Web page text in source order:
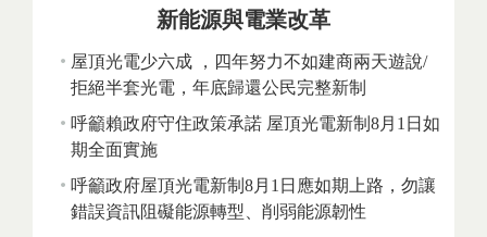
新能源與電業改革
屋頂光電少六成 ，四年努力不如建商兩天遊說/
拒絕半套光電，年底歸還公民完整新制
呼籲賴政府守住政策承諾 屋頂光電新制8月1日如
期全面實施
呼籲政府屋頂光電新制8月1日應如期上路，勿讓
錯誤資訊阻礙能源轉型、削弱能源韌性